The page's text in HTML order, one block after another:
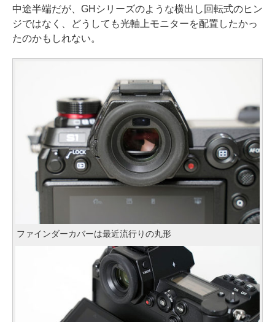
中途半端だが、GHシリーズのような横出し回転式のヒン
ジではなく、どうしても光軸上モニターを配置したかっ
たのかもしれない。
ファインダーカバーは最近流行りの丸形